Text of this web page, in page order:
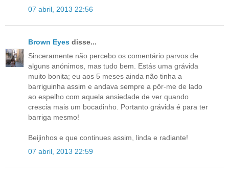
07 abril, 2013 22:56
Brown Eyes disse...
Sinceramente não percebo os comentário parvos de
alguns anónimos, mas tudo bem. Estás uma grávida
muito bonita; eu aos 5 meses ainda não tinha a
barriguinha assim e andava sempre a pôr-me de lado
ao espelho com aquela ansiedade de ver quando
crescia mais um bocadinho. Portanto grávida é para ter
barriga mesmo!
Beijinhos e que continues assim, linda e radiante!
07 abril, 2013 22:59